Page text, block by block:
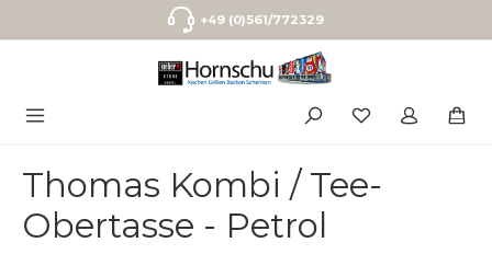
Zum Hauptinhalt springen+49 (0)561/772329
Thomas Kombi / Tee-
Obertasse - Petrol